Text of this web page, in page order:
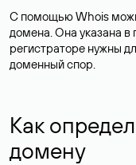
С помощью Whois
домена. Она указана в
регистраторе нужны
доменный спор.
Как
домену